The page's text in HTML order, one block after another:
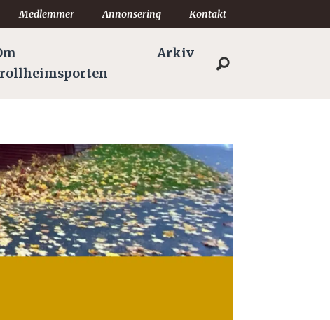
Medlemmer Annonsering Kontakt
Arkiv